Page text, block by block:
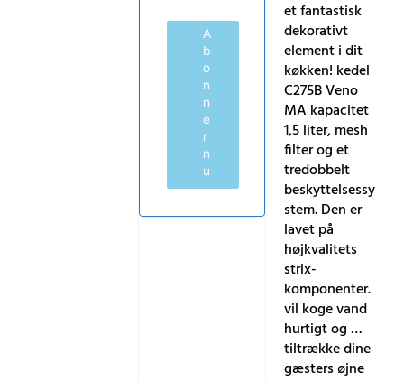
A
b
o
n
n
e
r
n
u
et fantastisk
dekorativt
element i dit
køkken! kedel
C275B Veno
MA kapacitet
1,5 liter, mesh
filter og et
tredobbelt
beskyttelsessy
stem. Den er
lavet på
højkvalitets
strix-
komponenter.
vil koge vand
hurtigt og …
tiltrække dine
gæsters øjne